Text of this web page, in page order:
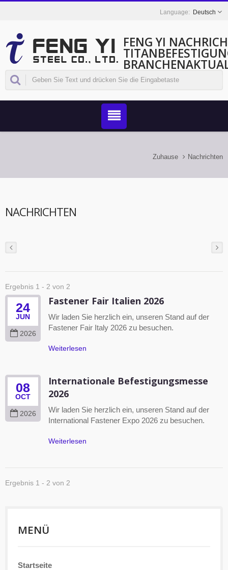
Deutsch
FENG YI
Zuhause Nachrichten
NACHRICHTEN
Ergebnis 1 - 2 von 2
24
JUN
2026
Fastener Fair Italien 2026
Wir laden Sie herzlich ein, unseren Stand auf der
Fastener Fair Italy 2026 zu besuchen.
Weiterlesen
08
OCT
2026
Internationale Befestigungsmesse
2026
Wir laden Sie herzlich ein, unseren Stand auf der
International Fastener Expo 2026 zu besuchen.
Weiterlesen
Ergebnis 1 - 2 von 2
MENÜ
Startseite